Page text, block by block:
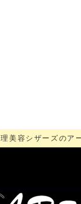
理美容シザーズのア